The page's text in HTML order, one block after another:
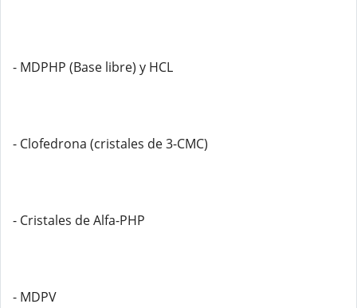
- MDPHP (Base libre) y HCL
- Clofedrona (cristales de 3-CMC)
- Cristales de Alfa-PHP
- MDPV